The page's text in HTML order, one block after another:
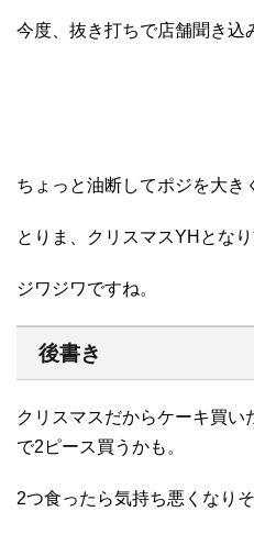
今度、抜き打ちで店舗聞き込
ちょっと油断してポジを大き
とりま、クリスマスYHとな
ジワジワですね。
後書き
クリスマスだからケーキ買
で2ピース買うかも。
2つ食ったら気持ち悪くなり